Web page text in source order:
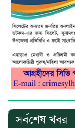
সর্বশেষ খবর